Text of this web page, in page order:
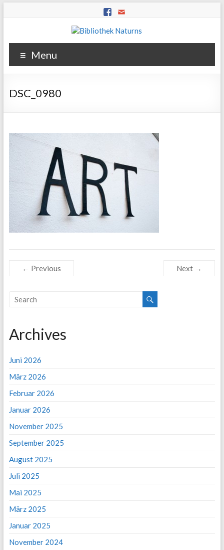
Menu
DSC_0980
← Previous Next →
Archives
Juni 2026
März 2026
Februar 2026
Januar 2026
November 2025
September 2025
August 2025
Juli 2025
Mai 2025
März 2025
Januar 2025
November 2024